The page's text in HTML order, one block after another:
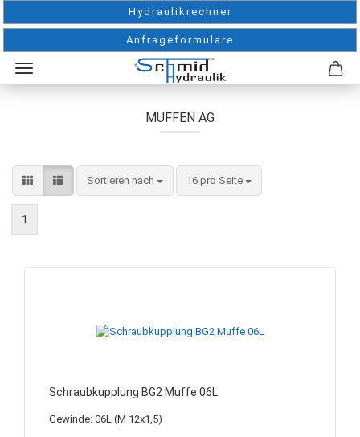
Hydraulikrechner
Anfrageformulare
MUFFEN AG
Sortieren nach
Sortieren nach 16 pro Seite
pro Seite
1
Schraubkupplung BG2 Muffe 06L
Gewinde: 06L (M 12x1,5)